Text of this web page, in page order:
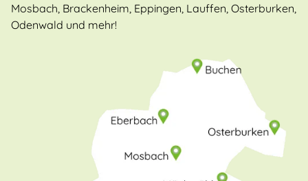
Mosbach, Brackenheim, Eppingen, Lauffen, Osterburken,
Odenwald und mehr!